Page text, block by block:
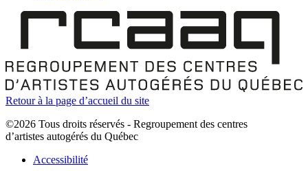
Retour à la page d’accueil du site
©2026 Tous droits réservés - Regroupement des centres
d’artistes autogérés du Québec
Accessibilité